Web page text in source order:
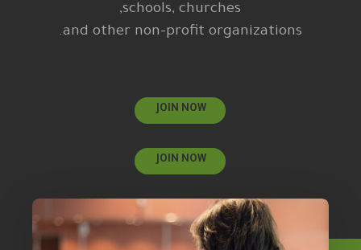
schools, churches,
and other non-profit organizations.
JOIN NOW
JOIN NOW